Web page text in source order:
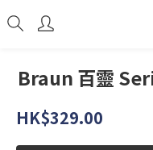
Braun 百靈
HK$329.00